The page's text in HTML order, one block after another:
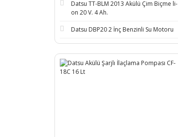
Datsu TT-BLM 2013 Akülü Çim Biçme li-
on 20 V. 4 Ah.
Datsu DBP20 2 İnç Benzinli Su Motoru